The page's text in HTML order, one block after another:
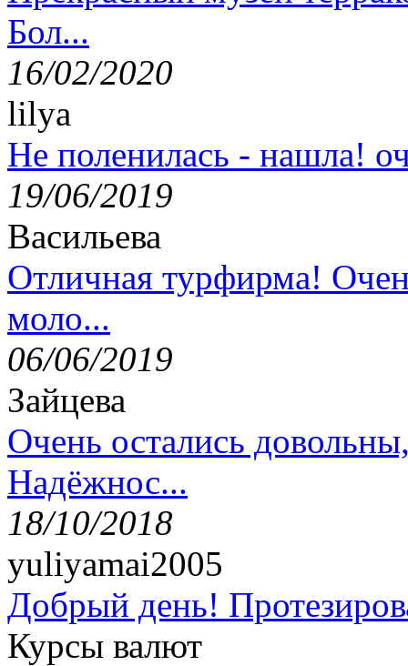
Бол...
16/02/2020
lilya
Не поленилась - нашла!
19/06/2019
Васильева
Отличная турфирма!
моло...
06/06/2019
Зайцева
Очень остались
Надёжнос...
18/10/2018
yuliyamai2005
Добрый день!
Курсы валют